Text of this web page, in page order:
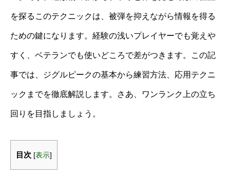
を探るこのテクニックは、被弾を抑えながら情報を得る
ための鍵になります。経験の浅いプレイヤーでも覚えや
すく、ベテランでも使いどころで差がつきます。この記
事では、ジグルピークの基本から練習方法、応用テクニ
ックまでを徹底解説します。さあ、ワンランク上の立ち
回りを目指しましょう。
目次 [表示]